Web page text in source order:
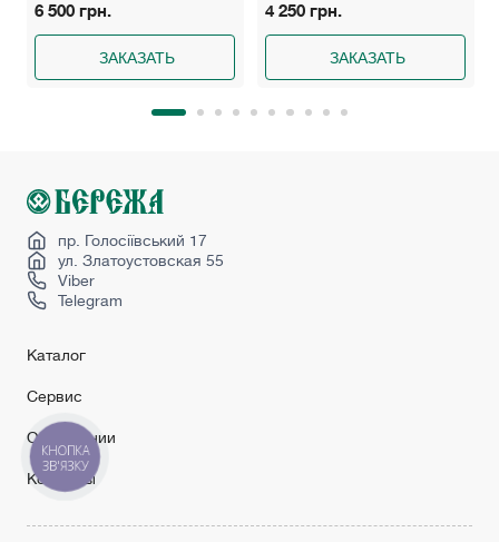
6 500 грн.
ЗАКАЗАТЬ
4 250 грн.
ЗАКАЗАТЬ
пр. Голосіївський 17
ул. Златоустовская 55
Viber
Telegram
Каталог
Сервис
О компании
Контакты
КНОПКА
ЗВ'ЯЗКУ